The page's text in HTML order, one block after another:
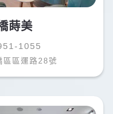
蒔美
1055
區區運路28號